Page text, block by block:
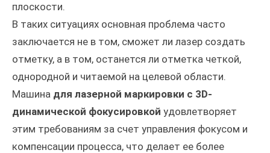
плоскости.
В таких ситуациях основная проблема часто
заключается не в том, сможет ли лазер создать
отметку, а в том, останется ли отметка четкой,
однородной и читаемой на целевой области.
Машина для лазерной маркировки с 3D-
динамической фокусировкой удовлетворяет
этим требованиям за счет управления фокусом и
компенсации процесса, что делает ее более